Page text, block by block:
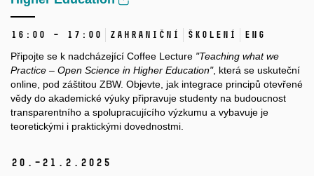
16:00 – 17:00 Zahraniční Školení ENG
Připojte se k nadcházející Coffee Lecture "Teaching what we
Practice – Open Science in Higher Education", která se uskuteční
online, pod záštitou ZBW. Objevte, jak integrace principů otevřené
vědy do akademické výuky připravuje studenty na budoucnost
transparentního a spolupracujícího výzkumu a vybavuje je
teoretickými i praktickými dovednostmi.
20.–21. 2. 2025